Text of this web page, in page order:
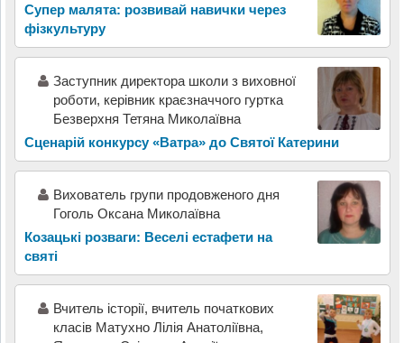
Супер малята: розвивай навички через
фізкультуру
Заступник директора школи з виховної
роботи, керівник краєзначчого гуртка
Безверхня Тетяна Миколаївна
Сценарій конкурсу «Ватра» до Святої Катерини
Вихователь групи продовженого дня
Гоголь Оксана Миколаївна
Козацькі розваги: Веселі естафети на
святі
Вчитель історії, вчитель початкових
класів Матухно Лілія Анатоліївна,